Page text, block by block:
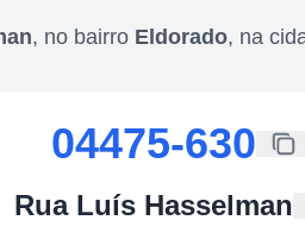
, no bairro Eldorado, na
04475-630
Rua Luís Hasselman